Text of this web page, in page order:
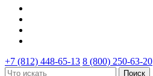
+7 (812) 448-65-13 8 (800) 250-63-20